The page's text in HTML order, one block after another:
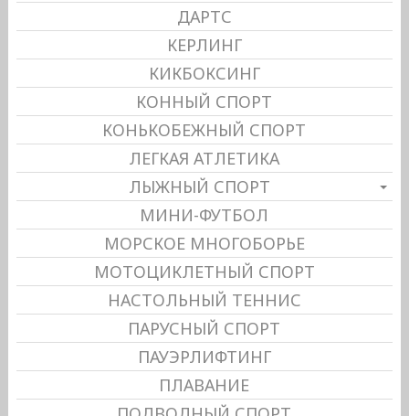
ДАРТС
КЕРЛИНГ
КИКБОКСИНГ
КОННЫЙ СПОРТ
КОНЬКОБЕЖНЫЙ СПОРТ
ЛЕГКАЯ АТЛЕТИКА
ЛЫЖНЫЙ СПОРТ
МИНИ-ФУТБОЛ
МОРСКОЕ МНОГОБОРЬЕ
МОТОЦИКЛЕТНЫЙ СПОРТ
НАСТОЛЬНЫЙ ТЕННИС
ПАРУСНЫЙ СПОРТ
ПАУЭРЛИФТИНГ
ПЛАВАНИЕ